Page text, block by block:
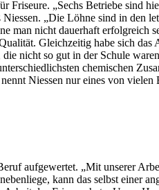
Friseure. „Sechs Betriebe sind
„Die Löhne sind in den
man nicht dauerhaft erfolgreich
Gleichzeitig habe sich das
nicht so gut in der Schule
chemischen
Niessen nur eines von vielen
aufgewertet. „Mit unserer
kann das selbst einer